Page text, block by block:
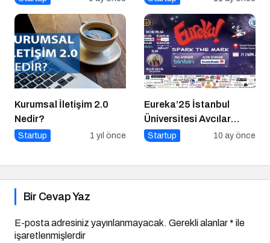
Kurumsal İletişim 2.0
Nedir?
Startup 1 yıl önce
Eureka’25 İstanbul
Üniversitesi Avcılar
Kampüsü İşletme
Startup 10 ay önce
Bir Cevap Yaz
E-posta adresiniz yayınlanmayacak. Gerekli alanlar* ile
işaretlenmişlerdir